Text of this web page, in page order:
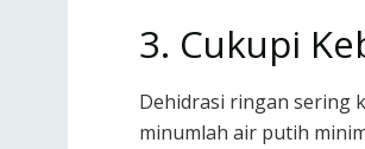
3. Cukupi
Dehidrasi ringan sering
minumlah air putih